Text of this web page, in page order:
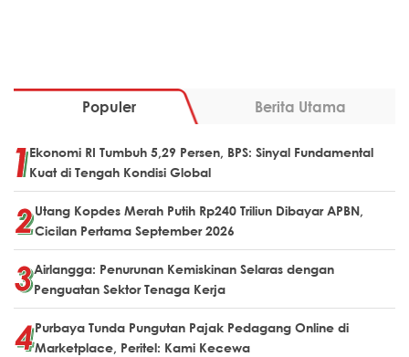
Populer Berita Utama
Ekonomi RI Tumbuh 5,29 Persen, BPS: Sinyal Fundamental
Kuat di Tengah Kondisi Global
Utang Kopdes Merah Putih Rp240 Triliun Dibayar APBN,
Cicilan Pertama September 2026
Airlangga: Penurunan Kemiskinan Selaras dengan
Penguatan Sektor Tenaga Kerja
Purbaya Tunda Pungutan Pajak Pedagang Online di
Marketplace, Peritel: Kami Kecewa